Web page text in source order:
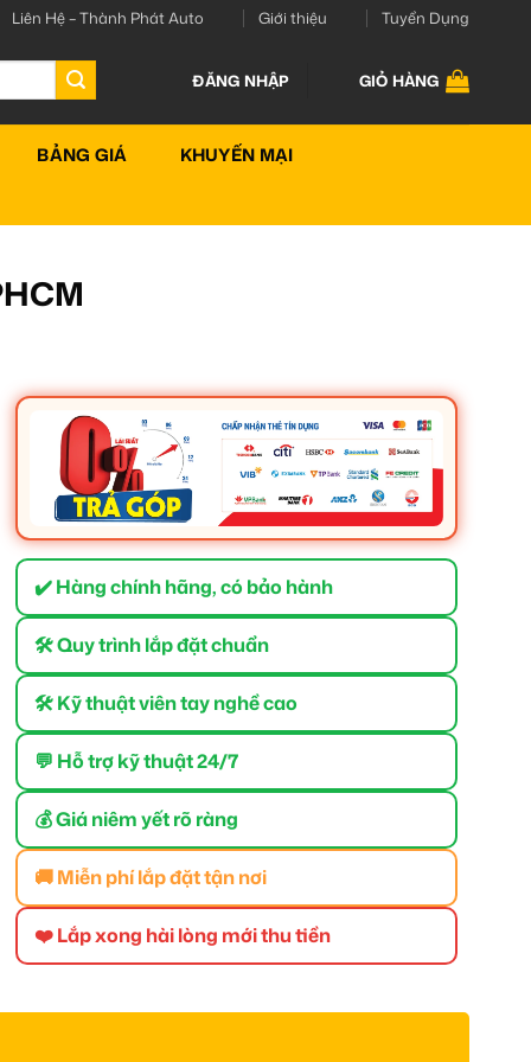
Liên Hệ – Thành Phát Auto Giới thiệu Tuyển Dụng
ĐĂNG NHẬP GIỎ HÀNG
BẢNG GIÁ KHUYẾN MẠI
✔️ Hàng chính hãng, có bảo hành
🛠 Quy trình lắp đặt chuẩn
🛠 Kỹ thuật viên tay nghề cao
💬 Hỗ trợ kỹ thuật 24/7
💰 Giá niêm yết rõ ràng
🚚 Miễn phí lắp đặt tận nơi
❤️ Lắp xong hài lòng mới thu tiền